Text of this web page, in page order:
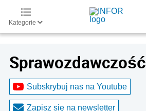
Kategorie
Sprawozdawczość
Subskrybuj nas na Youtube
Zapisz się na newsletter